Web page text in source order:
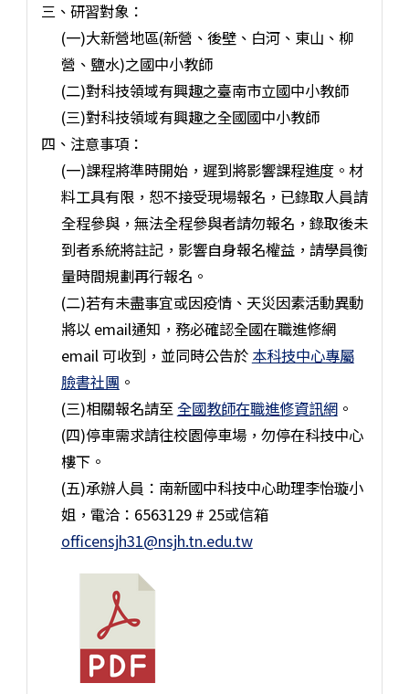
三、研習對象：
(一)大新營地區(新營、後壁、白河、東山、柳
營、鹽水)之國中小教師
(二)對科技領域有興趣之臺南市立國中小教師
(三)對科技領域有興趣之全國國中小教師
四、注意事項：
(一)課程將準時開始，遲到將影響課程進度。材
料工具有限，恕不接受現場報名，已錄取人員請
全程參與，無法全程參與者請勿報名，錄取後未
到者系統將註記，影響自身報名權益，請學員衡
量時間規劃再行報名。
(二)若有未盡事宜或因疫情、天災因素活動異動
將以 email通知，務必確認全國在職進修網
email 可收到，並同時公告於 本科技中心專屬
臉書社團 。
(三)相關報名請至全國教師在職進修資訊網。
(四)停車需求請往校園停車場，勿停在科技中心
樓下。
(五)承辦人員：南新國中科技中心助理李怡璇小
姐，電洽：6563129 # 25或信箱
officensjh31@nsjh.tn.edu.tw